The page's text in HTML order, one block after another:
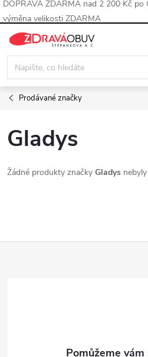
DOPRAVA ZDARMA nad 2 200 Kč po
výměna velikosti ZDARMA
Přejít
obsah
Prodávané značky
Gladys
Žádné produkty značky Gladys